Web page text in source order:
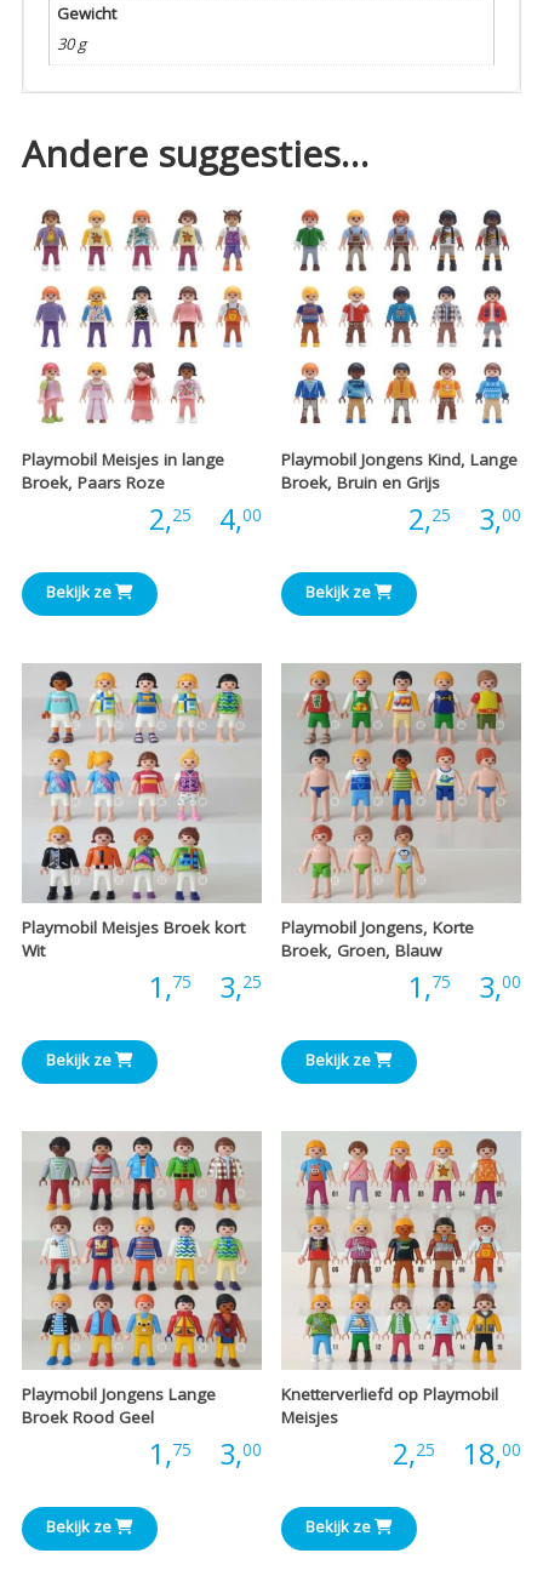
Gewicht
30 g
Andere suggesties…
Playmobil Meisjes in lange
Broek, Paars Roze
2,25 4,00Prijsklasse:
€2,25
tot
€4,00
Bekijk ze
Playmobil Jongens Kind, Lange
Broek, Bruin en Grijs
2,25 3,00
Bekijk ze
Playmobil Meisjes Broek kort
Wit
1,75 3,25Prijsklasse:
€1,75
tot
€3,25
Bekijk ze
Playmobil Jongens, Korte
Broek, Groen, Blauw
1,75 3,00
Bekijk ze
Playmobil Jongens Lange
Broek Rood Geel
1,75 3,00Prijsklasse:
€1,75
tot
Bekijk ze
Knetterverliefd op Playmobil
Meisjes
2,25 18,00
Bekijk ze